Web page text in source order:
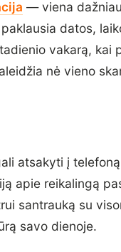
— viena
datos,
vakarą, kai
nė vieno
atsakyti į
apie reikalingą
santrauką su
savo dienoje.